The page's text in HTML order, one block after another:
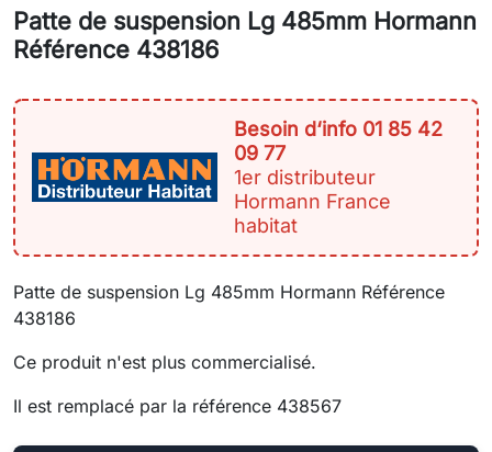
Patte de suspension Lg 485mm Hormann
Référence 438186
Besoin d‘info 01 85 42
09 77
1er distributeur
Hormann France
habitat
Patte de suspension Lg 485mm Hormann Référence
438186
Ce produit n'est plus commercialisé.
Il est remplacé par la référence 438567